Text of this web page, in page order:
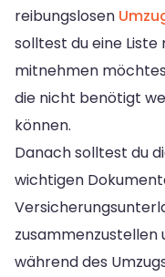
reibungslosen
solltest du eine
mitnehmen
die nicht benötigt
können.
Danach solltest du
wichtigen
zusammenzustellen
während des